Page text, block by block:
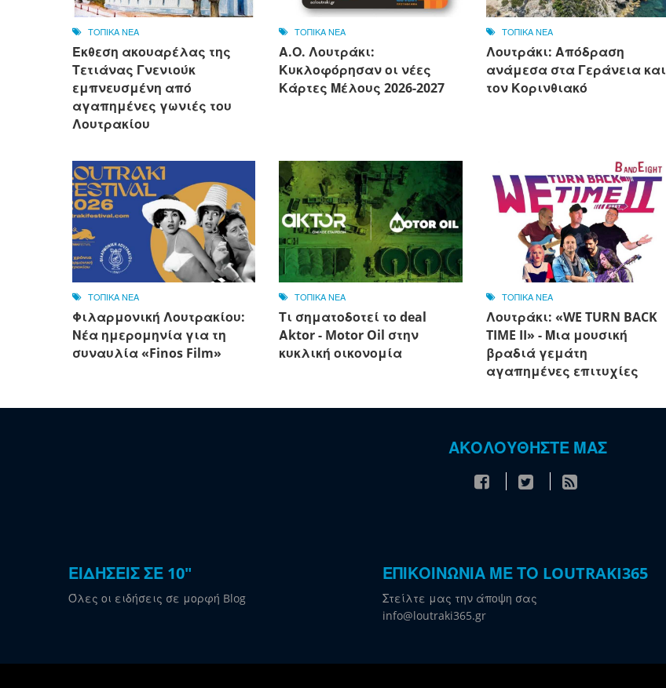
ΤΟΠΙΚΑ ΝΕΑ
Έκθεση ακουαρέλας της
Τετιάνας Γνενιούκ
εμπνευσμένη από
αγαπημένες γωνιές του
Λουτρακίου
ΤΟΠΙΚΑ ΝΕΑ
Α.Ο. Λουτράκι:
Κυκλοφόρησαν οι νέες
Κάρτες Μέλους 2026-2027
ΤΟΠΙΚΑ ΝΕΑ
Λουτράκι: Απόδραση
ανάμεσα στα Γεράνεια και
τον Κορινθιακό
ΤΟΠΙΚΑ ΝΕΑ
Φιλαρμονική Λουτρακίου:
Νέα ημερομηνία για τη
συναυλία «Finos Film»
ΤΟΠΙΚΑ ΝΕΑ
Τι σηματοδοτεί το deal
Αktor - Motor Oil στην
κυκλική οικονομία
ΤΟΠΙΚΑ ΝΕΑ
Λουτράκι: «WE TURN BACK
TIME II» - Μια μουσική
βραδιά γεμάτη
αγαπημένες επιτυχίες
ΑΚΟΛΟΥΘΗΣΤΕ ΜΑΣ
ΕΙΔΗΣΕΙΣ ΣΕ 10"
Όλες οι ειδήσεις σε μορφή Blog
ΕΠΙΚΟΙΝΩΝΙΑ ΜΕ ΤΟ LOUTRAKI365
Στείλτε μας την άποψη σας
info@loutraki365.gr